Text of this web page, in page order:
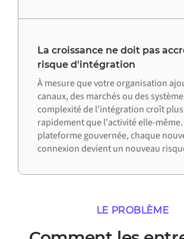
La croissance ne doit pas
risque d'intégration
À mesure que votre organisation
canaux, des marchés ou des
complexité de l'intégration croît plus
rapidement que l'activité elle-
plateforme gouvernée, chaque
connexion devient un nouveau
LE PROBLÈME